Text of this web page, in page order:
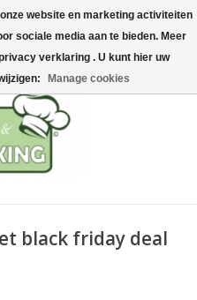
black friday deal
website en marketing activiteiten
sociale media aan te bieden. Meer
verklaring . U kunt hier uw
Manage cookies